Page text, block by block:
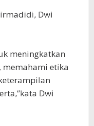
Dwi
meningkatkan
etika
Dwi